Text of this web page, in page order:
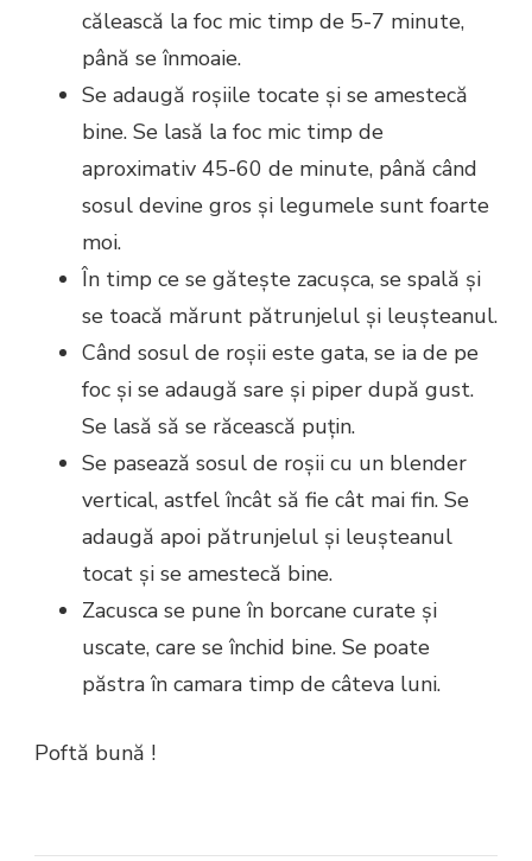
călească la foc mic timp de 5-7 minute,
până se înmoaie.
Se adaugă roșiile tocate și se amestecă
bine. Se lasă la foc mic timp de
aproximativ 45-60 de minute, până când
sosul devine gros și legumele sunt foarte
moi.
În timp ce se gătește zacușca, se spală și
se toacă mărunt pătrunjelul și leușteanul.
Când sosul de roșii este gata, se ia de pe
foc și se adaugă sare și piper după gust.
Se lasă să se răcească puțin.
Se pasează sosul de roșii cu un blender
vertical, astfel încât să fie cât mai fin. Se
adaugă apoi pătrunjelul și leușteanul
tocat și se amestecă bine.
Zacusca se pune în borcane curate și
uscate, care se închid bine. Se poate
păstra în camara timp de câteva luni.
Poftă bună !